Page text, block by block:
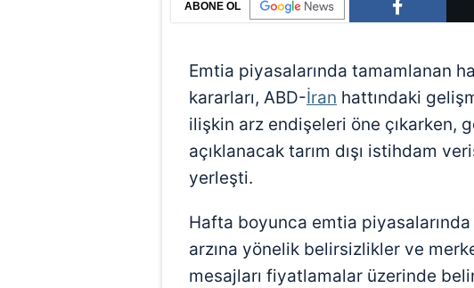
ABONE OL
Emtia piyasalarında tamamlanan
kararları, ABD-İran hattındaki
ilişkin arz endişeleri öne çıkarken,
açıklanacak tarım dışı istihdam
yerleşti.
Hafta boyunca emtia
arzına yönelik belirsizlikler ve
mesajları fiyatlamalar üzerinde